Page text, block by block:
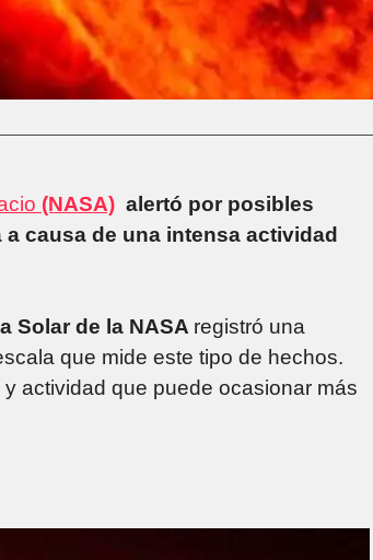
(NASA) alertó por posibles
causa de una intensa actividad
Solar de la NASA registró una
que mide este tipo de hechos.
actividad que puede ocasionar más